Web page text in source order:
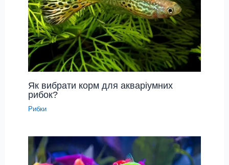
Як вибрати корм для акваріумних
рибок?
Рибки